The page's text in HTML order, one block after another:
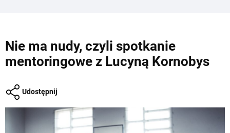
Nie ma nudy, czyli spotkanie
mentoringowe z Lucyną Kornobys
Udostępnij